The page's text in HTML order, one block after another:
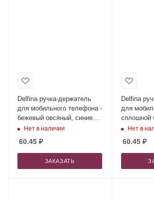
Delfina ручка-держатель
для мобильного телефона -
бежевый овсяный, синие
чернила
Нет в наличии
60.45 ₽
ЗАКАЗАТЬ
Delfina
для
сплошной
чернила
Нет в
60.45₽